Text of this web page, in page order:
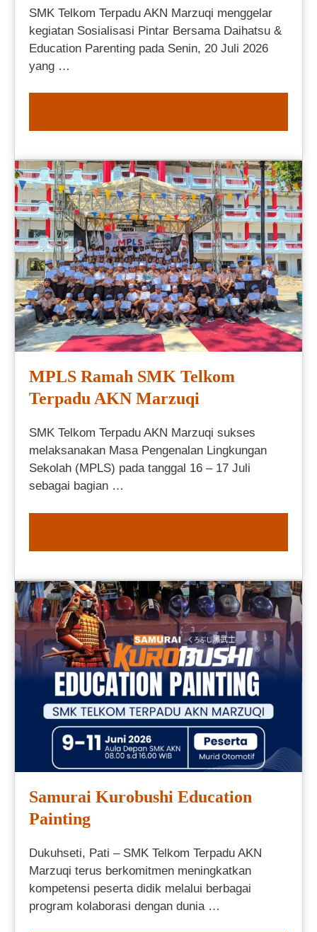
SMK Telkom Terpadu AKN Marzuqi menggelar
kegiatan Sosialisasi Pintar Bersama Daihatsu &
Education Parenting pada Senin, 20 Juli 2026
yang …
MPLS Ramah SMK Telkom
Terpadu AKN Marzuqi
SMK Telkom Terpadu AKN Marzuqi sukses
melaksanakan Masa Pengenalan Lingkungan
Sekolah (MPLS) pada tanggal 16 – 17 Juli
sebagai bagian …
Samurai Kurobushi Education
Painting
Dukuhseti, Pati – SMK Telkom Terpadu AKN
Marzuqi terus berkomitmen meningkatkan
kompetensi peserta didik melalui berbagai
program kolaborasi dengan dunia …